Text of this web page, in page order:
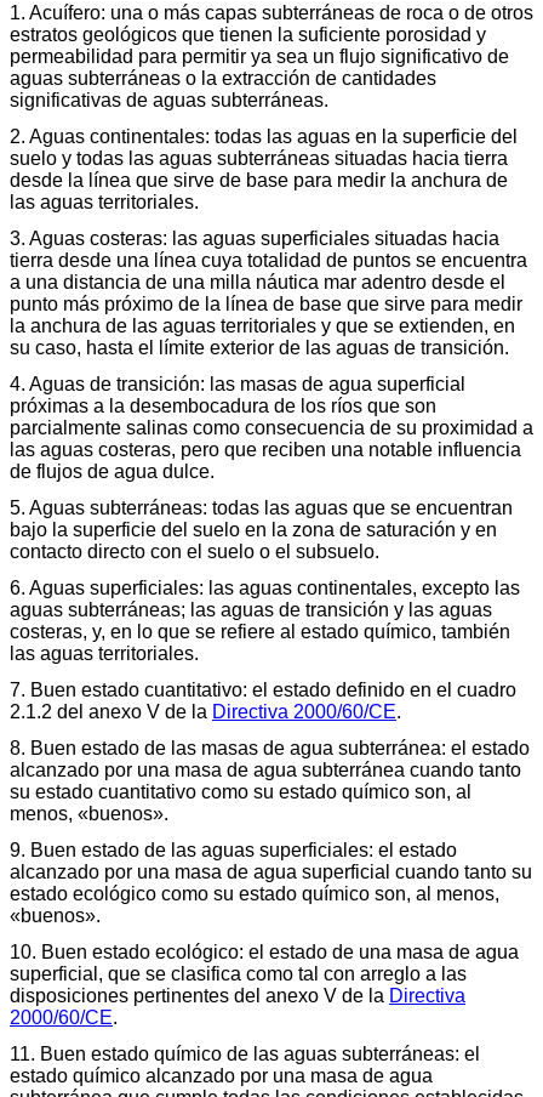
1. Acuífero: una o más capas subterráneas de roca o de otros
estratos geológicos que tienen la suficiente porosidad y
permeabilidad para permitir ya sea un flujo significativo de
aguas subterráneas o la extracción de cantidades
significativas de aguas subterráneas.
2. Aguas continentales: todas las aguas en la superficie del
suelo y todas las aguas subterráneas situadas hacia tierra
desde la línea que sirve de base para medir la anchura de
las aguas territoriales.
3. Aguas costeras: las aguas superficiales situadas hacia
tierra desde una línea cuya totalidad de puntos se encuentra
a una distancia de una milla náutica mar adentro desde el
punto más próximo de la línea de base que sirve para medir
la anchura de las aguas territoriales y que se extienden, en
su caso, hasta el límite exterior de las aguas de transición.
4. Aguas de transición: las masas de agua superficial
próximas a la desembocadura de los ríos que son
parcialmente salinas como consecuencia de su proximidad a
las aguas costeras, pero que reciben una notable influencia
de flujos de agua dulce.
5. Aguas subterráneas: todas las aguas que se encuentran
bajo la superficie del suelo en la zona de saturación y en
contacto directo con el suelo o el subsuelo.
6. Aguas superficiales: las aguas continentales, excepto las
aguas subterráneas; las aguas de transición y las aguas
costeras, y, en lo que se refiere al estado químico, también
las aguas territoriales.
7. Buen estado cuantitativo: el estado definido en el cuadro
2.1.2 del anexo V de la Directiva 2000/60/CE.
8. Buen estado de las masas de agua subterránea: el estado
alcanzado por una masa de agua subterránea cuando tanto
su estado cuantitativo como su estado químico son, al
menos, «buenos».
9. Buen estado de las aguas superficiales: el estado
alcanzado por una masa de agua superficial cuando tanto su
estado ecológico como su estado químico son, al menos,
«buenos».
10. Buen estado ecológico: el estado de una masa de agua
superficial, que se clasifica como tal con arreglo a las
disposiciones pertinentes del anexo V de la Directiva
2000/60/CE.
11. Buen estado químico de las aguas subterráneas: el
estado químico alcanzado por una masa de agua